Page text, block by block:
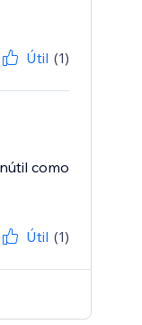
Útil (1)
como
Útil (1)